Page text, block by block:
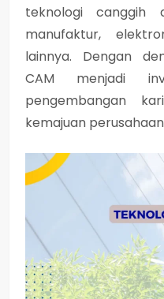
teknologi canggih
manufaktur,
lainnya. Dengan
CAM menjadi
pengembangan
kemajuan